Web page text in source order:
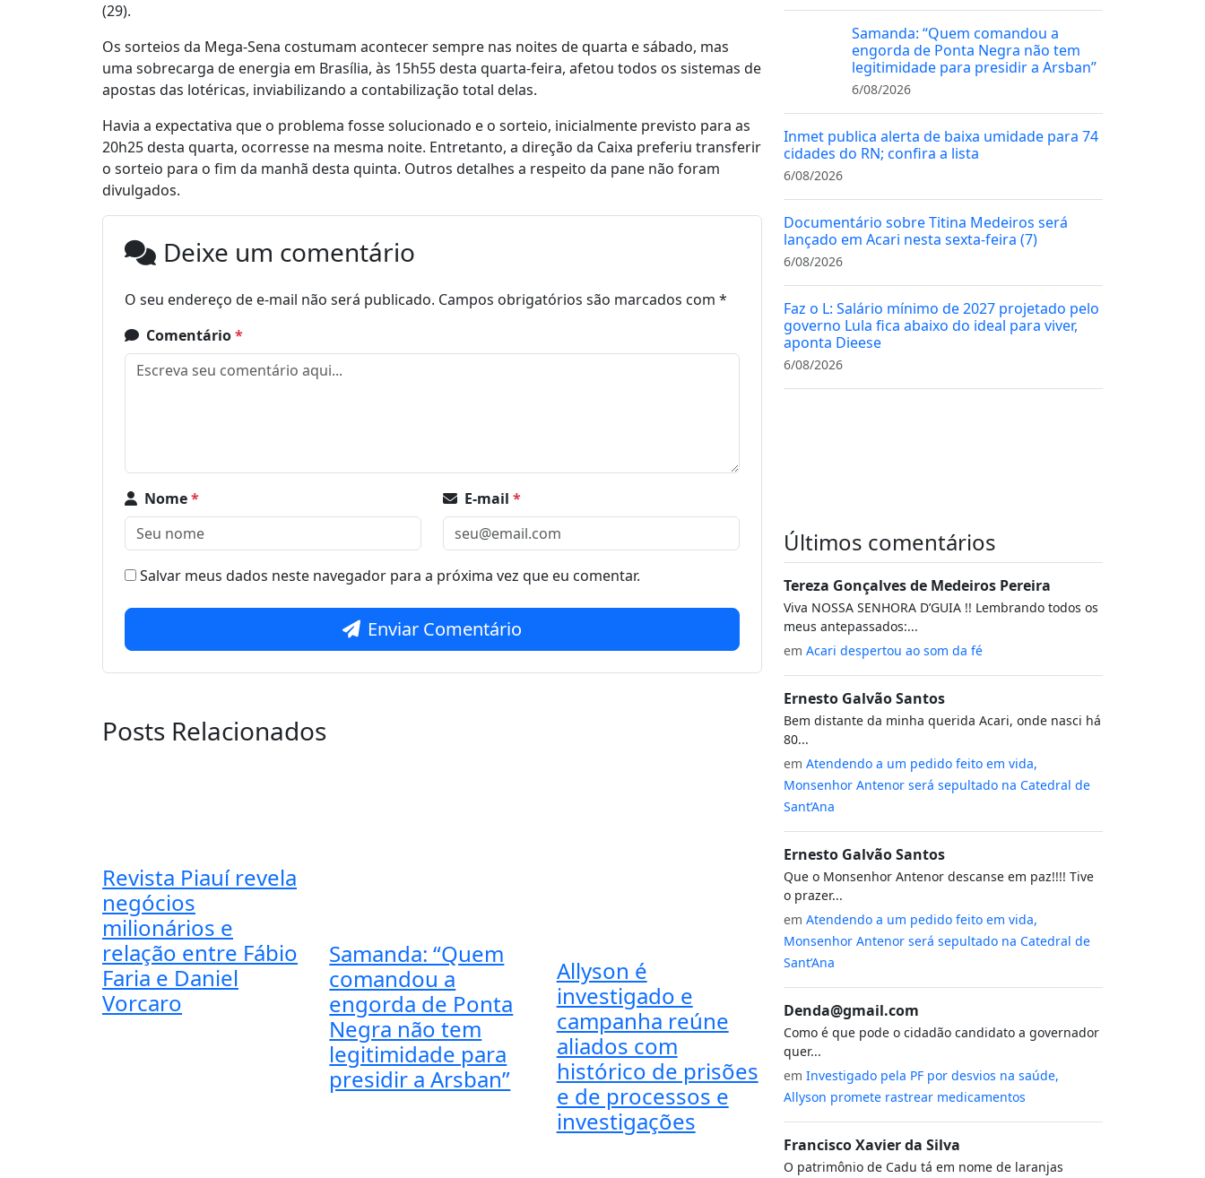
(29).
Os sorteios da Mega-Sena costumam acontecer sempre nas noites de quarta e sábado, mas
uma sobrecarga de energia em Brasília, às 15h55 desta quarta-feira, afetou todos os sistemas de
apostas das lotéricas, inviabilizando a contabilização total delas.
Havia a expectativa que o problema fosse solucionado e o sorteio, inicialmente previsto para as
20h25 desta quarta, ocorresse na mesma noite. Entretanto, a direção da Caixa preferiu transferir
o sorteio para o fim da manhã desta quinta. Outros detalhes a respeito da pane não foram
divulgados.
Deixe um comentário
O seu endereço de e-mail não será publicado. Campos obrigatórios são marcados com *
Comentário*
Nome* E-mail *
Salvar meus dados neste navegador para a próxima vez que eu comentar.
Enviar Comentário
Posts Relacionados
Revista Piauí revela
negócios
milionários e
relação entre Fábio
Faria e Daniel
Vorcaro
Samanda: “Quem
comandou a
engorda de Ponta
Negra não tem
legitimidade para
presidir a Arsban”
Allyson é
investigado e
campanha reúne
aliados com
histórico de prisões
e de processos e
investigações
Samanda: “Quem comandou a
engorda de Ponta Negra não tem
legitimidade para presidir a Arsban”
6/08/2026
Inmet publica alerta de baixa umidade para 74
cidades do RN; confira a lista
6/08/2026
Documentário sobre Titina Medeiros será
lançado em Acari nesta sexta-feira (7)
6/08/2026
Faz o L: Salário mínimo de 2027 projetado pelo
governo Lula fica abaixo do ideal para viver,
aponta Dieese
6/08/2026
Últimos comentários
Tereza Gonçalves de Medeiros Pereira
Viva NOSSA SENHORA D’GUIA !! Lembrando todos os
meus antepassados:...
em Acari despertou ao som da fé
Ernesto Galvão Santos
Bem distante da minha querida Acari, onde nasci há
80...
em Atendendo a um pedido feito em vida,
Monsenhor Antenor será sepultado na Catedral de
Sant’Ana
Ernesto Galvão Santos
Que o Monsenhor Antenor descanse em paz!!!! Tive
o prazer...
em Atendendo a um pedido feito em vida,
Monsenhor Antenor será sepultado na Catedral de
Sant’Ana
Denda@gmail.com
Como é que pode o cidadão candidato a governador
quer...
em Investigado pela PF por desvios na saúde,
Allyson promete rastrear medicamentos
Francisco Xavier da Silva
O patrimônio de Cadu tá em nome de laranjas